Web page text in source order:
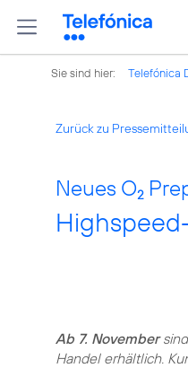
Sie sind hier: Telefónica
Zurück zu
Neues O2
Ab 7. November
Handel erhältlich.